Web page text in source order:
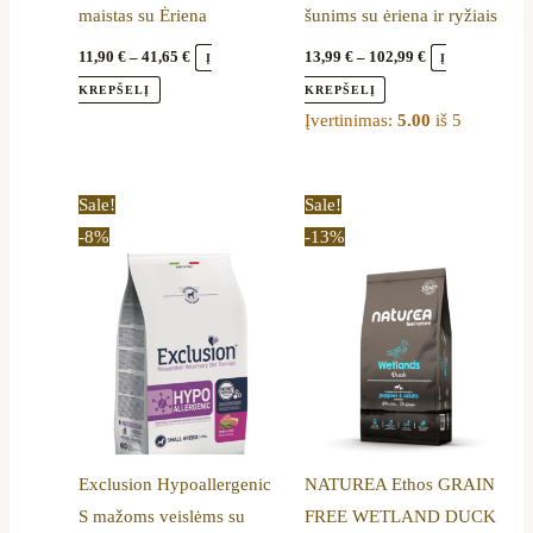
maistas su Ėriena
11,90€ – 41,65€ Į
KREPŠELĮ
the
product
šunims su ėriena ir ryžiais
13,99 € – 102,99 € Į
KREPŠELĮ
the
product
Įvertinimas: 5.00 iš 5
Sale!
-8%
Exclusion Hypoallergenic
S mažoms veislėms su
through
has
multiple
variants.
The
options
may
be
chosen
on
Sale!
-13%
NATUREA Ethos GRAIN
FREE WETLAND DUCK